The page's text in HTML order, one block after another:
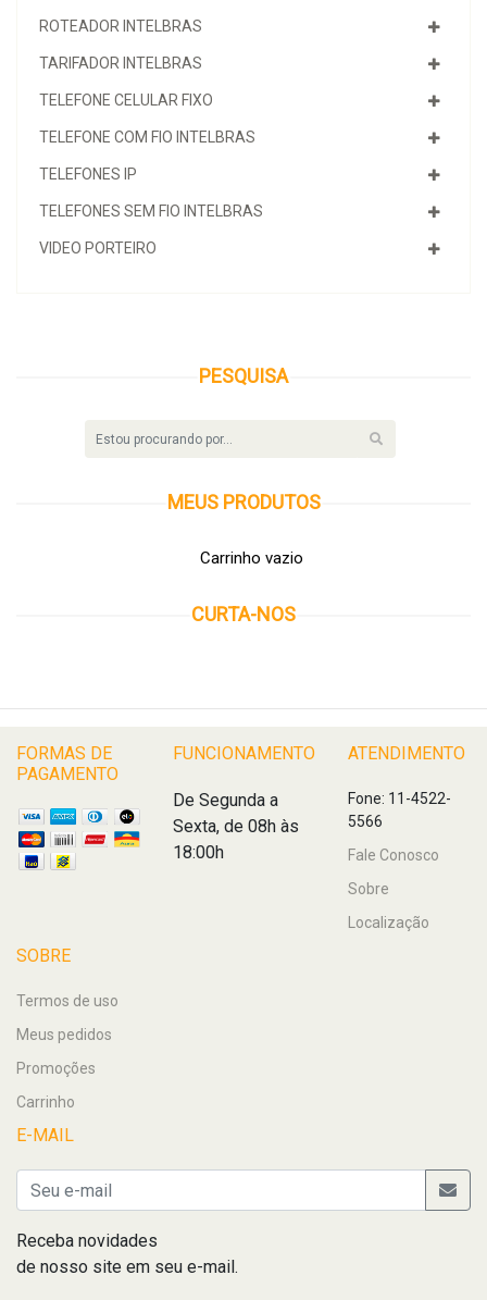
ROTEADOR INTELBRAS
TARIFADOR INTELBRAS
TELEFONE CELULAR FIXO
TELEFONE COM FIO INTELBRAS
TELEFONES IP
TELEFONES SEM FIO INTELBRAS
VIDEO PORTEIRO
PESQUISA
MEUS PRODUTOS
Carrinho vazio
CURTA-NOS
FORMAS DE
PAGAMENTO
FUNCIONAMENTO
De Segunda a
Sexta, de 08h às
18:00h
ATENDIMENTO
Fone: 11-4522-
5566
Fale Conosco
Sobre
Localização
SOBRE
Termos de uso
Meus pedidos
Promoções
Carrinho
E-MAIL
Receba novidades
de nosso site em seu e-mail.